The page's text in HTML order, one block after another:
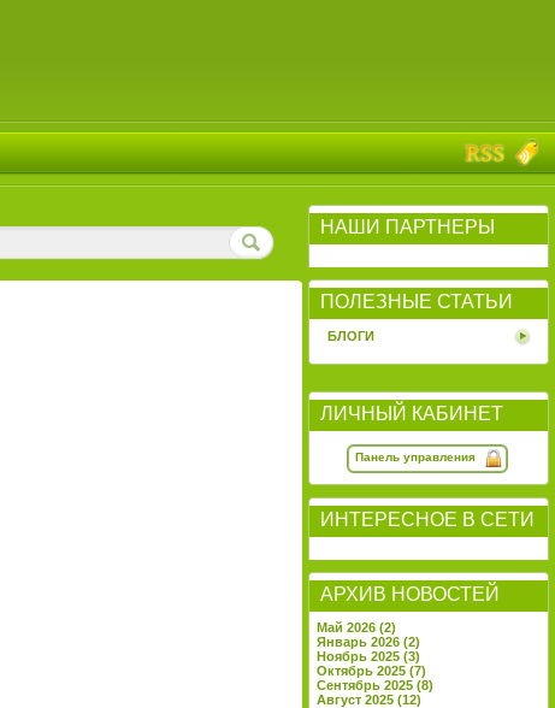
НАШИ ПАРТНЕРЫ
ПОЛЕЗНЫЕ СТАТЬИ
БЛОГИ
ЛИЧНЫЙ КАБИНЕТ
Панель управления
ИНТЕРЕСНОЕ В СЕТИ
АРХИВ НОВОСТЕЙ
Май 2026 (2)
Январь 2026 (2)
Ноябрь 2025 (3)
Октябрь 2025 (7)
Сентябрь 2025 (8)
Август 2025 (12)